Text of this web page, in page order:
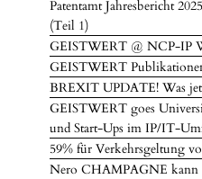
Patentamt Jahresbericht
(Teil 1)
GEISTWERT @ NCP-IP
GEISTWERT
BREXIT UPDATE! Was
GEISTWERT goes
und Start-Ups im IP/IT-
59% für Verkehrsgeltung
Nero CHAMPAGNE kann